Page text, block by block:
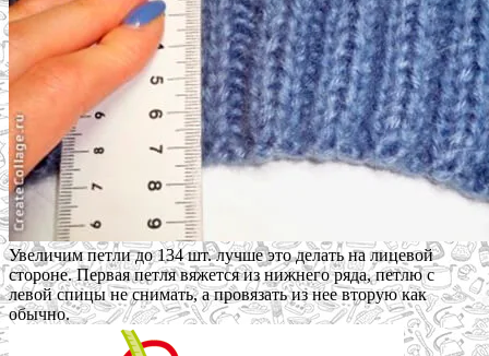
Увеличим петли до 134 шт. лучше это делать на лицевой
стороне. Первая петля вяжется из нижнего ряда, петлю с
левой спицы не снимать, а провязать из нее вторую как
обычно.